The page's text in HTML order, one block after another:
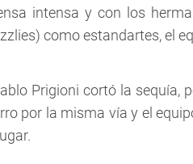
intensa y con los
como estandartes, el
Prigioni cortó la sequía,
por la misma vía y el